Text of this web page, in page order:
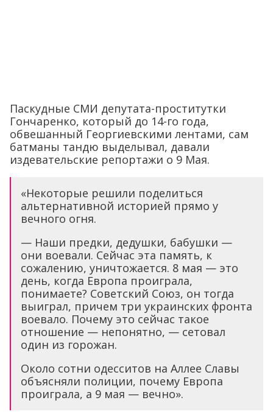
Паскудные СМИ депутата-проститутки
Гончаренко, который до 14-го года,
обвешанный Георгиевскими лентами, сам
батманы тандю выделывал, давали
издевательские репортажи о 9 Мая.
«Некоторые решили поделиться
альтернативной историей прямо у
вечного огня.
— Наши предки, дедушки, бабушки —
они воевали. Сейчас эта память, к
сожалению, уничтожается. 8 мая — это
день, когда Европа проиграла,
понимаете? Советский Союз, он тогда
выиграл, причем три украинских фронта
воевало. Почему это сейчас такое
отношение — непонятно, — сетовал
один из горожан.
Около сотни одесситов на Аллее Славы
объясняли полиции, почему Европа
проиграла, а 9 мая — вечно».